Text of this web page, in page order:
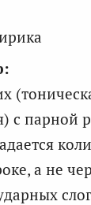
с парной
а не